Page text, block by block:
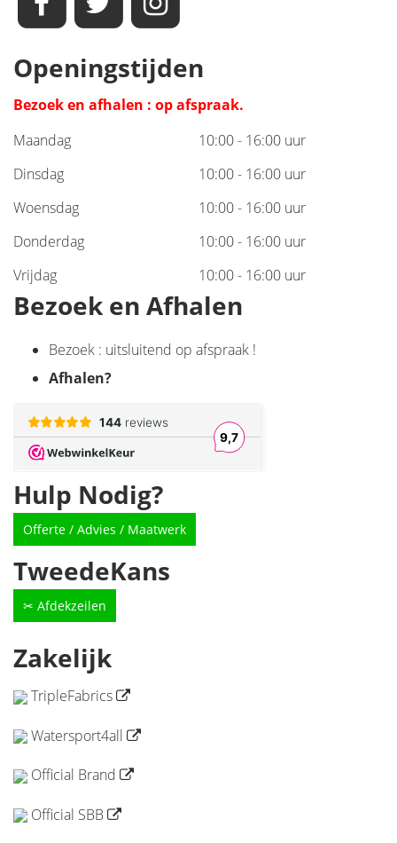
Openingstijden
Bezoek en afhalen : op afspraak.
Maandag
10:00 - 16:00 uur
Dinsdag
10:00 - 16:00 uur
Woensdag
10:00 - 16:00 uur
Donderdag
10:00 - 16:00 uur
Vrijdag
10:00 - 16:00 uur
Bezoek en Afhalen
Bezoek : uitsluitend op afspraak !
Afhalen?
Hulp Nodig?
Offerte / Advies / Maatwerk
TweedeKans
✂ Afdekzeilen
Zakelijk
TripleFabrics
Watersport4all
Official Brand
Official SBB